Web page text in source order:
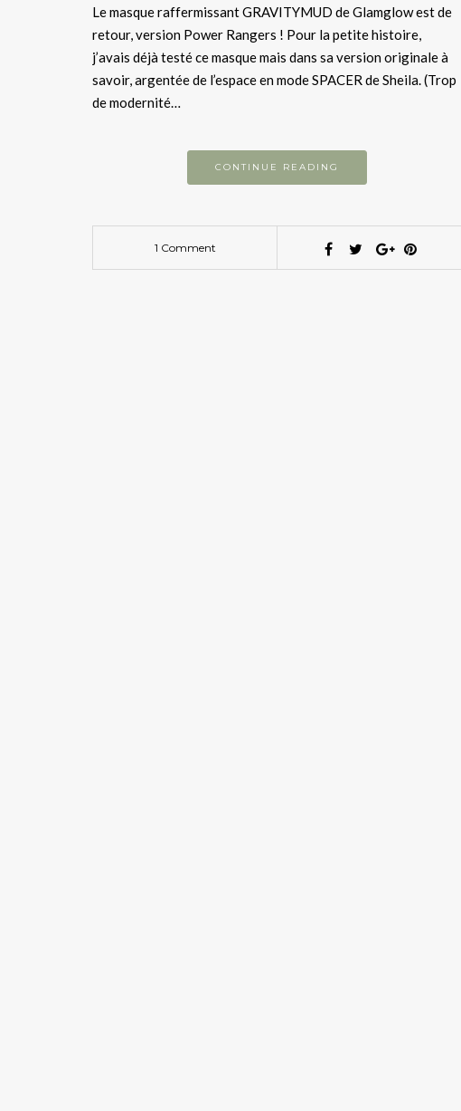
Le masque raffermissant GRAVITYMUD de Glamglow est de
retour, version Power Rangers ! Pour la petite histoire,
j’avais déjà testé ce masque mais dans sa version originale à
savoir, argentée de l’espace en mode SPACER de Sheila. (Trop
de modernité…
CONTINUE READING
1 Comment